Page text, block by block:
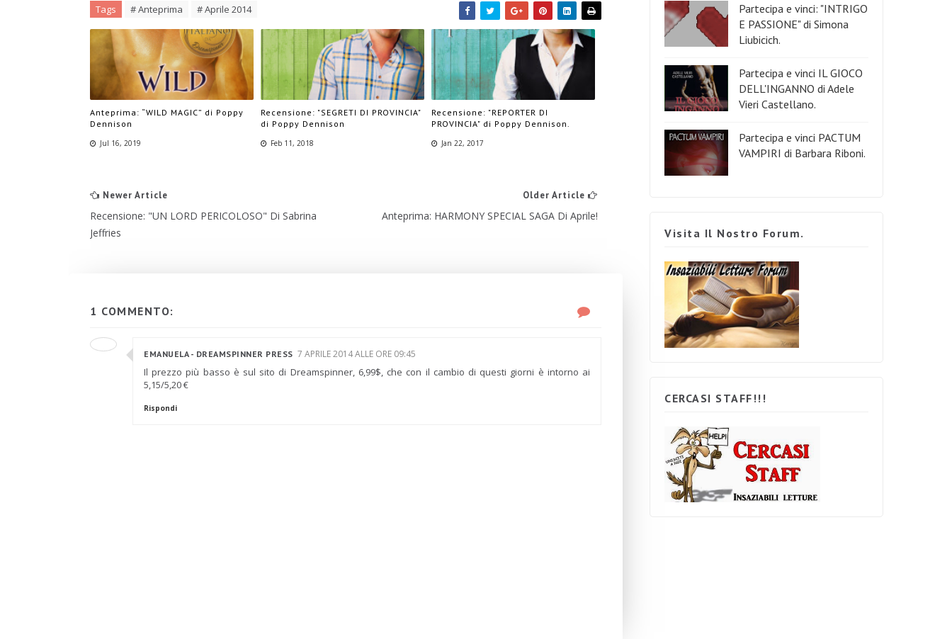
Tags # Anteprima # Aprile 2014
Anteprima: “WILD MAGIC” di Poppy
Dennison
Jul 16, 2019
Recensione: "SEGRETI DI PROVINCIA"
di Poppy Dennison
Feb 11, 2018
Recensione: "REPORTER DI
PROVINCIA" di Poppy Dennison.
Jan 22, 2017
Newer Article
Recensione: "UN LORD PERICOLOSO" Di Sabrina
Jeffries
Older Article
Anteprima: HARMONY SPECIAL SAGA Di Aprile!
1 COMMENTO:
EMANUELA - DREAMSPINNER PRESS 7 APRILE 2014 ALLE ORE 09:45
Il prezzo più basso è sul sito di Dreamspinner, 6,99$, che con il cambio di questi giorni è intorno ai
5,15/5,20 €
Rispondi
Partecipa e vinci: "INTRIGO
E PASSIONE" di Simona
Liubicich.
Partecipa e vinci IL GIOCO
DELL'INGANNO di Adele
Vieri Castellano.
Partecipa e vinci PACTUM
VAMPIRI di Barbara Riboni.
Visita Il Nostro Forum.
CERCASI STAFF!!!